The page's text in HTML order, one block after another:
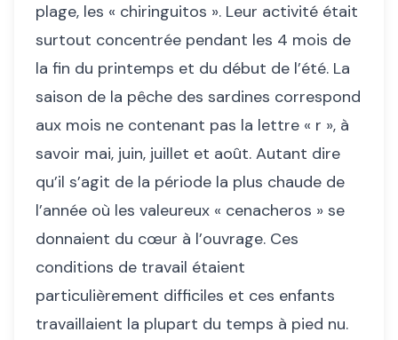
plage, les « chiringuitos ». Leur activité était
surtout concentrée pendant les 4 mois de
la fin du printemps et du début de l’été. La
saison de la pêche des sardines correspond
aux mois ne contenant pas la lettre « r », à
savoir mai, juin, juillet et août. Autant dire
qu’il s’agit de la période la plus chaude de
l’année où les valeureux « cenacheros » se
donnaient du cœur à l’ouvrage. Ces
conditions de travail étaient
particulièrement difficiles et ces enfants
travaillaient la plupart du temps à pied nu.